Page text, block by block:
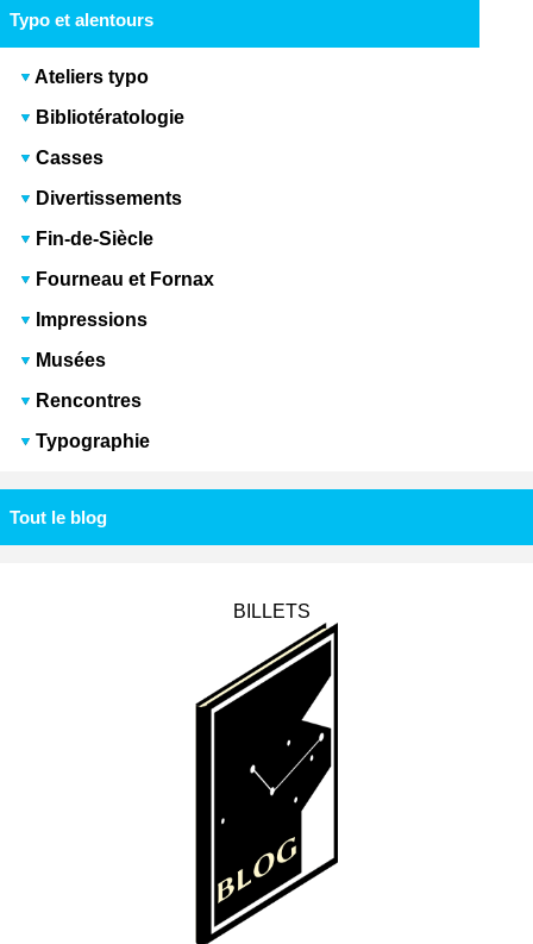
Typo et alentours
Ateliers typo
Bibliotératologie
Casses
Divertissements
Fin-de-Siècle
Fourneau et Fornax
Impressions
Musées
Rencontres
Typographie
Tout le blog
BILLETS